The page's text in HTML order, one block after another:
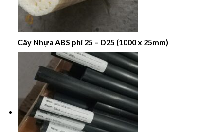
Cây Nhựa ABS phi 25 – D25 (1000 x 25mm)